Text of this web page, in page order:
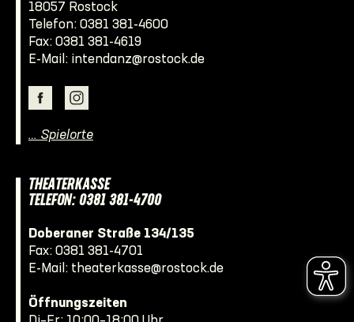
18057 Rostock
Telefon: 0381 381-4600
Fax: 0381 381-4619
E-Mail: intendanz@rostock.de
… Spielorte
THEATERKASSE
TELEFON: 0381 381-4700
Doberaner Straße 134/135
Fax: 0381 381-4701
E-Mail: theaterkasse@rostock.de
Öffnungszeiten